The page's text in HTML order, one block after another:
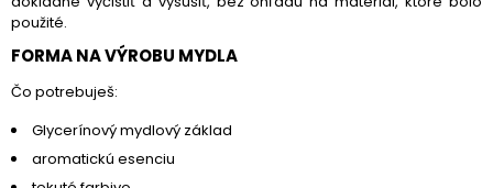
použité.
FORMA NA VÝROBU MYDLA
Čo potrebuješ:
Glycerínový mydlový základ
aromatickú esenciu